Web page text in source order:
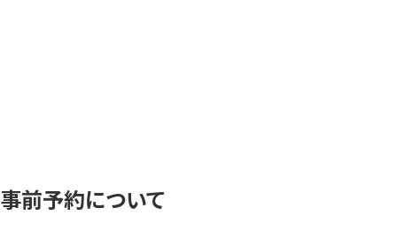
事前予約について